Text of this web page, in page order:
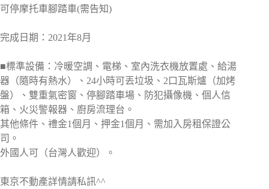
可停摩托車腳踏車(需告知)
完成日期：2021年8月
■標準設備：冷暖空調、電梯、室內洗衣機放置處、給湯
器（隨時有熱水）、24小時可丟垃圾、2口瓦斯爐（加烤
盤）、雙重氣密窗、停腳踏車場、防犯攝像機、個人信
箱、火災警報器、廚房流理台。
其他條件、禮金1個月、押金1個月、需加入房租保證公
司。
外國人可（台灣人歡迎）。
東京不動產詳情請私訊^^